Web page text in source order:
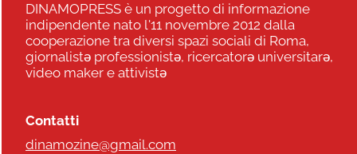
DINAMOPRESS è un progetto di informazione
indipendente nato l'11 novembre 2012 dalla
cooperazione tra diversi spazi sociali di Roma,
giornalistə professionistə, ricercatorə universitarə,
video maker e attivistə
Contatti
dinamozine@gmail.com